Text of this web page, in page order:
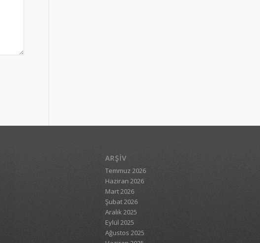
ARŞIV
Temmuz 2026
Haziran 2026
Mart 2026
Şubat 2026
Aralık 2025
Eylül 2025
Ağustos 2025